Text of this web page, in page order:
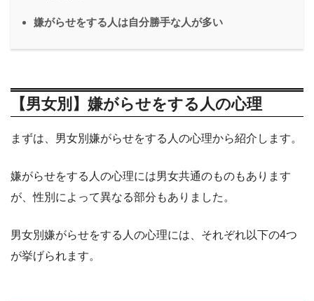
嫌がらせをする人は自分勝手な人が多い
【男女別】嫌がらせをする人の心理
まずは、男女別嫌がらせをする人の心理から紹介します。
嫌がらせをする人の心理には男女共通のものもあります
が、性別によって異なる部分もありました。
男女別嫌がらせをする人の心理には、それぞれ以下の4つ
が挙げられます。